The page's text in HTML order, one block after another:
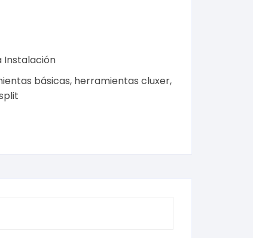
Instalación
básicas, herramientas cluxer,